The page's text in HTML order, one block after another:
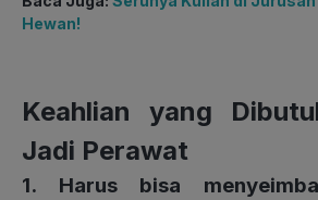
Hewan!
Keahlian yang
Jadi Perawat
1. Harus bisa